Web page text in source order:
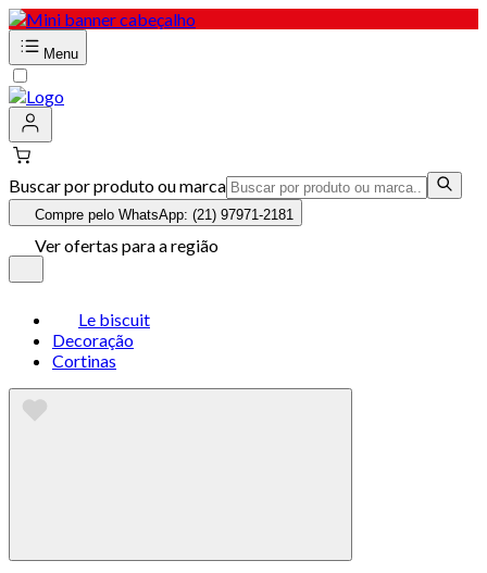
Menu
Buscar por produto ou marca
Compre pelo WhatsApp: (21) 97971-2181
Ver ofertas para a região
Le biscuit
Decoração
Cortinas